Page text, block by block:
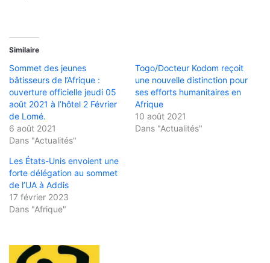
Similaire
Sommet des jeunes
bâtisseurs de l’Afrique :
ouverture officielle jeudi 05
août 2021 à l’hôtel 2 Février
de Lomé.
6 août 2021
Dans "Actualités"
Togo/Docteur Kodom reçoit
une nouvelle distinction pour
ses efforts humanitaires en
Afrique
10 août 2021
Dans "Actualités"
Les États-Unis envoient une
forte délégation au sommet
de l’UA à Addis
17 février 2023
Dans "Afrique"